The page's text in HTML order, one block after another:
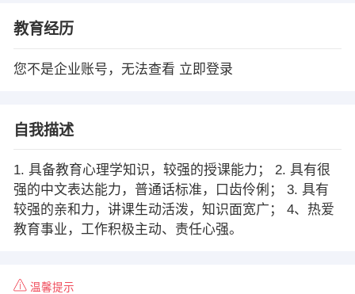
教育经历
您不是企业账号，无法查看 立即登录
自我描述
1. 具备教育心理学知识，较强的授课能力； 2. 具有很
强的中文表达能力，普通话标准，口齿伶俐； 3. 具有
较强的亲和力，讲课生动活泼，知识面宽广； 4、热爱
教育事业，工作积极主动、责任心强。
温馨提示